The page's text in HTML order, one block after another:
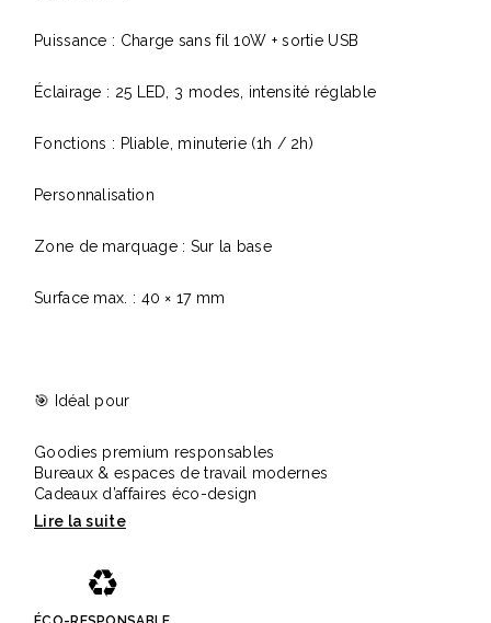
Puissance : Charge sans fil 10W + sortie USB
Éclairage : 25 LED, 3 modes, intensité réglable
Fonctions : Pliable, minuterie (1h / 2h)
Personnalisation
Zone de marquage : Sur la base
Surface max. : 40 × 17 mm
🎯 Idéal pour
Goodies premium responsables
Bureaux & espaces de travail modernes
Cadeaux d’affaires éco-design
♻️